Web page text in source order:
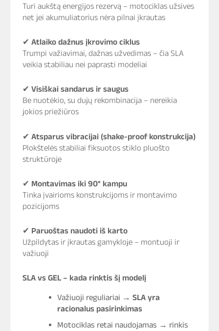
Turi aukštą energijos rezervą – motociklas užsives
net jei akumuliatorius nėra pilnai įkrautas
✔ Atlaiko dažnus įkrovimo ciklus
Trumpi važiavimai, dažnas užvedimas – čia SLA
veikia stabiliau nei paprasti modeliai
✔ Visiškai sandarus ir saugus
Be nuotėkio, su dujų rekombinacija – nereikia
jokios priežiūros
✔ Atsparus vibracijai (shake-proof konstrukcija)
Plokštelės stabiliai fiksuotos stiklo pluošto
struktūroje
✔ Montavimas iki 90° kampu
Tinka įvairioms konstrukcijoms ir montavimo
pozicijoms
✔ Paruoštas naudoti iš karto
Užpildytas ir įkrautas gamykloje – montuoji ir
važiuoji
SLA vs GEL – kada rinktis šį modelį
Važiuoji reguliariai → SLA yra
racionalus pasirinkimas
Motociklas retai naudojamas → rinkis